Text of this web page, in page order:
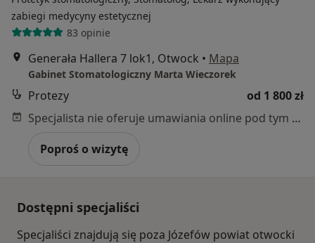
zabiegi medycyny estetycznej
83 opinie
Generała Hallera 7 lok1, Otwock • Mapa
Gabinet Stomatologiczny Marta Wieczorek
Protezy
od 1 800 zł
Specjalista nie oferuje umawiania online pod tym adresem.
Poproś o wizytę
Dostępni specjaliści
Specjaliści znajdują się poza Józefów powiat otwocki